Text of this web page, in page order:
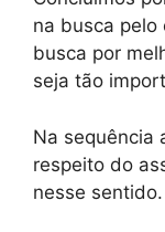
na busca
busca por
seja tão
Na sequência
respeito do
nesse sentido.